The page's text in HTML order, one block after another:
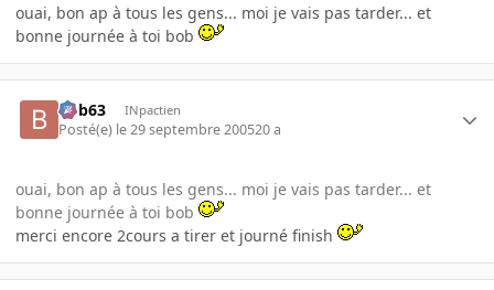
ouai, bon ap à tous les gens... moi je vais pas tarder... et
bonne journée à toi bob
bob63 INpactien
Posté(e) le 29 septembre 200520 a
ouai, bon ap à tous les gens... moi je vais pas tarder... et
bonne journée à toi bob
merci encore 2cours a tirer et journé finish